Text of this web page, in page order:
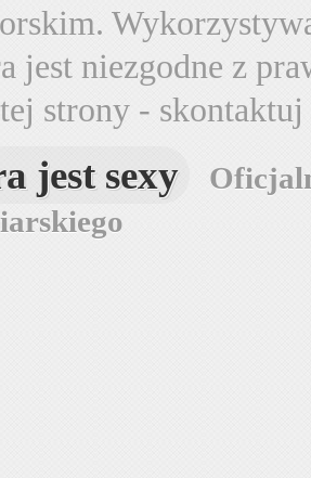
jest niezgodne z
strony -
jest sexy